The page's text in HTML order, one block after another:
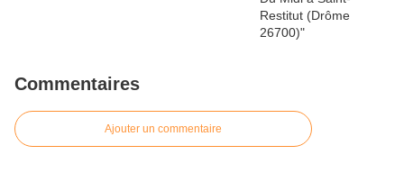
Commentaires
Ajouter un commentaire